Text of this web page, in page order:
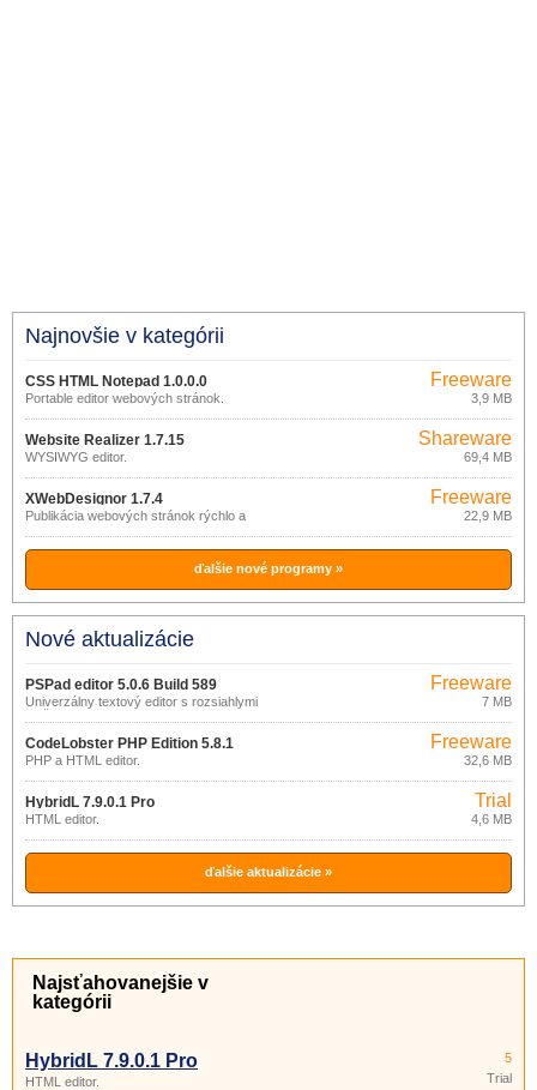
Najnovšie v kategórii
CSS HTML Notepad 1.0.0.0
Portable editor webových stránok.
Freeware
3,9 MB
Website Realizer 1.7.15
WYSIWYG editor.
Shareware
69,4 MB
XWebDesignor 1.7.4
Publikácia webových stránok rýchlo a
Freeware
22,9 MB
ďalšie nové programy »
Nové aktualizácie
PSPad editor 5.0.6 Build 589
Univerzálny textový editor s rozsiahlymi
možnosťami
Freeware
7 MB
CodeLobster PHP Edition 5.8.1
PHP a HTML editor.
Freeware
32,6 MB
HybridL 7.9.0.1 Pro
HTML editor.
Trial
4,6 MB
ďalšie aktualizácie »
Najsťahovanejšie v
kategórii
HybridL 7.9.0.1 Pro
HTML editor.
5
Trial